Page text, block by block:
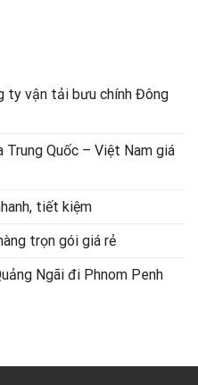
ty vận tải bưu chính Đông
Trung Quốc – Việt Nam giá
tiết kiệm
trọn gói giá rẻ
Ngãi đi Phnom Penh